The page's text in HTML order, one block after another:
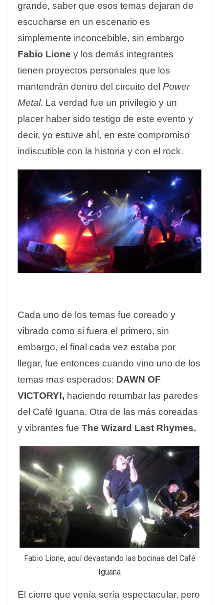
grande, saber que esos temas dejaran de
escucharse en un escenario es
simplemente inconcebible, sin embargo
Fabio Lione y los demás integrantes
tienen proyectos personales que los
mantendrán dentro del circuito del Power
Metal. La verdad fue un privilegio y un
placer haber sido testigo de este evento y
decir, yo estuve ahí, en este compromiso
indiscutible con la historia y con el rock.
Cada uno de los temas fue coreado y
vibrado como si fuera el primero, sin
embargo, el final cada vez estaba por
llegar, fue entonces cuando vino uno de los
temas mas esperados: DAWN OF
VICTORY!, haciendo retumbar las paredes
del Café Iguana. Otra de las más coreadas
y vibrantes fue The Wizard Last Rhymes.
Fabio Lione, aquí devastando las bocinas del Café
Iguana
El cierre que venía sería espectacular, pero